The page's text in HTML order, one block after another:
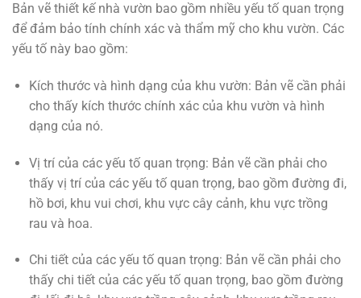
Bản vẽ thiết kế nhà vườn bao gồm nhiều yếu tố quan trọng
để đảm bảo tính chính xác và thẩm mỹ cho khu vườn. Các
yếu tố này bao gồm:
Kích thước và hình dạng của khu vườn: Bản vẽ cần phải
cho thấy kích thước chính xác của khu vườn và hình
dạng của nó.
Vị trí của các yếu tố quan trọng: Bản vẽ cần phải cho
thấy vị trí của các yếu tố quan trọng, bao gồm đường đi,
hồ bơi, khu vui chơi, khu vực cây cảnh, khu vực trồng
rau và hoa.
Chi tiết của các yếu tố quan trọng: Bản vẽ cần phải cho
thấy chi tiết của các yếu tố quan trọng, bao gồm đường